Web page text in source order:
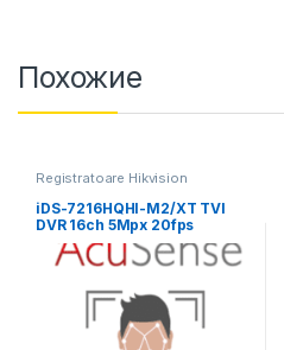
Похожие
Registratoare Hikvision
iDS-7216HQHI-M2/XT TVI
DVR 16ch 5Mpx 20fps